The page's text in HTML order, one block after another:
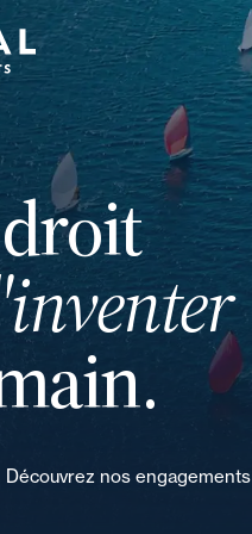
Découvrez nos engagements